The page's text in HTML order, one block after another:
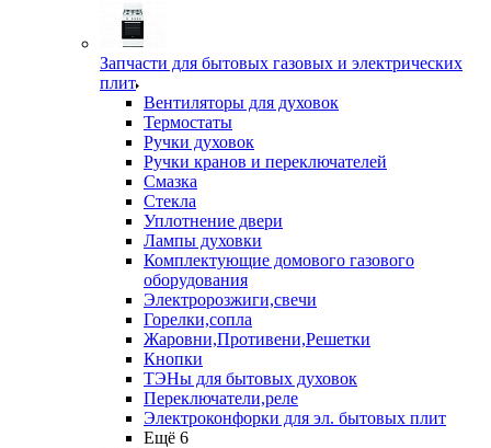
Запчасти для бытовых газовых и электрических
плит
Вентиляторы для духовок
Термостаты
Ручки духовок
Ручки кранов и переключателей
Смазка
Стекла
Уплотнение двери
Лампы духовки
Комплектующие домового газового
оборудования
Электророзжиги,свечи
Горелки,сопла
Жаровни,Противени,Решетки
Кнопки
ТЭНы для бытовых духовок
Переключатели,реле
Электроконфорки для эл. бытовых плит
Ещё 6